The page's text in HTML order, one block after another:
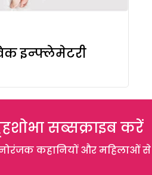
इन्फ्लेमेटरी
सब्सक्राइब करें
कहानियों और महिलाओं से